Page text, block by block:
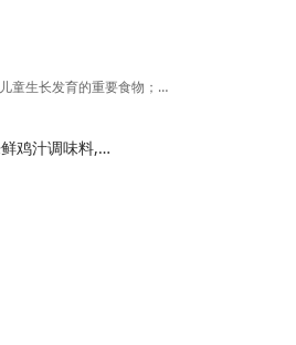
适宜人群：一般人群均可食用。豆腐是老人、孕、产妇的理想食品，也是儿童生长发育的重要食物；豆腐也对更年期、病后调养，肥胖、皮肤粗糙很有好处；脑力工作者、经常加夜班者也非常适合食用。 。
大蒜,食用油,瘦肉末,豆腐,紫菜,金针菇,鸡蛋,油麦菜,香菜,太太乐鲜鸡汁调味料,太太乐松茸鲜调味料,太太乐小磨香油